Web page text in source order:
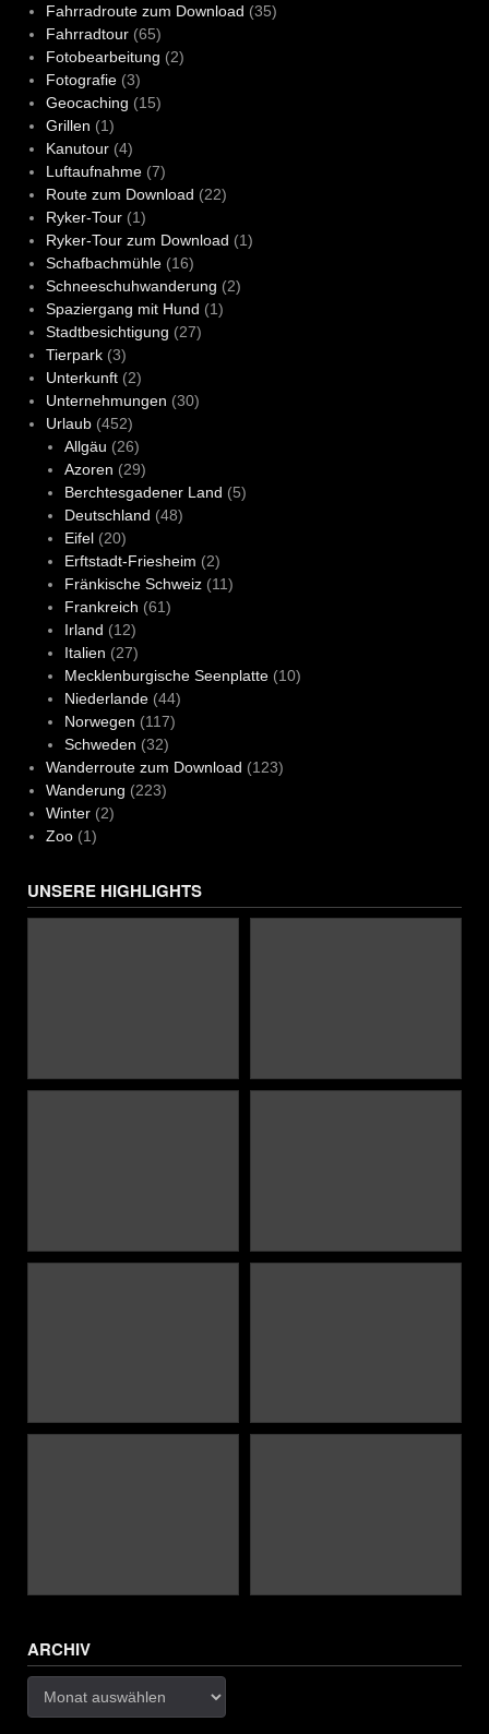
Fahrradroute zum Download (35)
Fahrradtour(65)
Fotobearbeitung (2)
Fotografie(3)
Geocaching (15)
Grillen (1)
Kanutour(4)
Luftaufnahme(7)
Route zum Download (22)
Ryker-Tour(1)
Ryker-Tour zum Download (1)
Schafbachmühle(16)
Schneeschuhwanderung (2)
Spaziergang mit Hund (1)
Stadtbesichtigung (27)
Tierpark(3)
Unterkunft(2)
Unternehmungen (30)
Urlaub(452)
Allgäu (26)
Azoren (29)
Berchtesgadener Land (5)
Deutschland (48)
Eifel(20)
Erftstadt-Friesheim (2)
Fränkische Schweiz(11)
Frankreich (61)
Irland (12)
Italien (27)
Mecklenburgische Seenplatte(10)
Niederlande(44)
Norwegen (117)
Schweden (32)
Wanderroute zum Download (123)
Wanderung (223)
Winter(2)
Zoo(1)
UNSERE HIGHLIGHTS
ARCHIV